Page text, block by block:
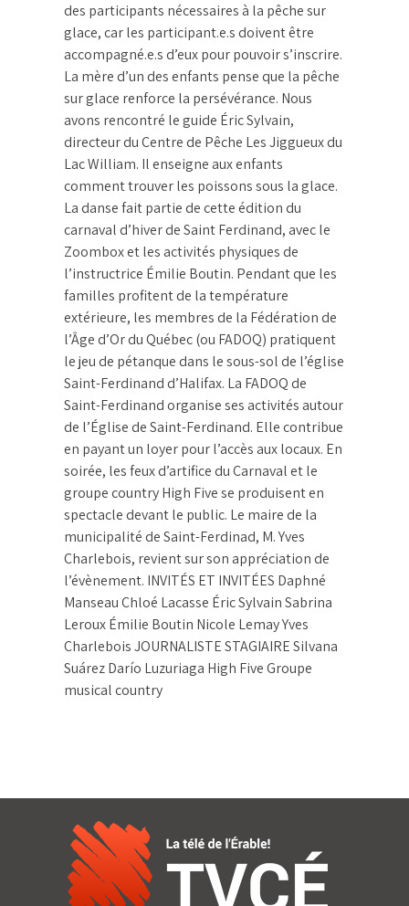
des participants nécessaires à la pêche sur
glace, car les participant.e.s doivent être
accompagné.e.s d’eux pour pouvoir s’inscrire.
La mère d’un des enfants pense que la pêche
sur glace renforce la persévérance. Nous
avons rencontré le guide Éric Sylvain,
directeur du Centre de Pêche Les Jiggueux du
Lac William. Il enseigne aux enfants
comment trouver les poissons sous la glace.
La danse fait partie de cette édition du
carnaval d’hiver de Saint Ferdinand, avec le
Zoombox et les activités physiques de
l’instructrice Émilie Boutin. Pendant que les
familles profitent de la température
extérieure, les membres de la Fédération de
l’Âge d’Or du Québec (ou FADOQ) pratiquent
le jeu de pétanque dans le sous-sol de l’église
Saint-Ferdinand d’Halifax. La FADOQ de
Saint-Ferdinand organise ses activités autour
de l’Église de Saint-Ferdinand. Elle contribue
en payant un loyer pour l’accès aux locaux. En
soirée, les feux d’artifice du Carnaval et le
groupe country High Five se produisent en
spectacle devant le public. Le maire de la
municipalité de Saint-Ferdinad, M. Yves
Charlebois, revient sur son appréciation de
l’évènement. INVITÉS ET INVITÉES Daphné
Manseau Chloé Lacasse Éric Sylvain Sabrina
Leroux Émilie Boutin Nicole Lemay Yves
Charlebois JOURNALISTE STAGIAIRE Silvana
Suárez Darío Luzuriaga High Five Groupe
musical country